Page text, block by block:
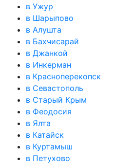
в Ужур
в Шарыпово
в Алушта
в Бахчисарай
в Джанкой
в Инкерман
в Красноперекопск
в Севастополь
в Старый Крым
в Феодосия
в Ялта
в Катайск
в Куртамыш
в Петухово